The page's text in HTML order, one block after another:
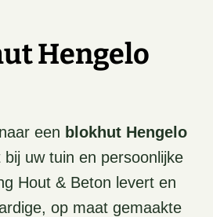
Hengelo
een blokhut Hengelo
uw tuin en persoonlijke
Hout & Beton levert en
op maat gemaakte